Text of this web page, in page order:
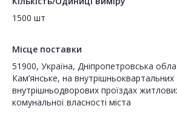
1500 шт
Місце поставки
51900, Україна, Дніпропетровська
Кам’янське, на внутрішньоквартальних
внутрішньодворових проїздах
комунальної власності міста